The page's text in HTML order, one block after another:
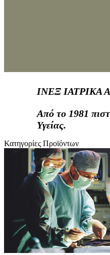
ΙΝΕΞ ΙΑΤΡΙΚΑ
Από το 1981
Υγείας.
Κατηγορίες Προϊόντων